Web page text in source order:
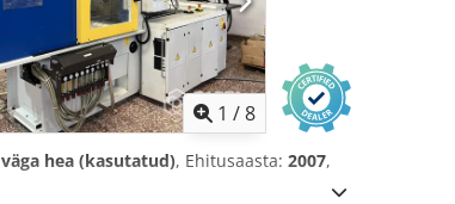
1 /8
väga hea (kasutatud), Ehitusaasta: 2007,